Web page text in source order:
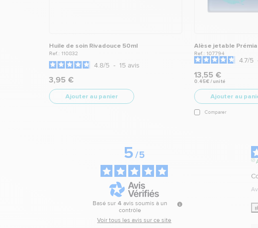
Huile de soin Rivadouce 50ml
Ref.: 110832
4.8/5 - 15 avis
3,95 €
Ajouter au panier
Alèse jetable
Ref.: 107794
4.7/5
13,55 €
0.45€ / unité
Ajouter au
Comparer
5/5
Basé sur 4 avis soumis à un
contrôle
Voir tous les avis sur ce site